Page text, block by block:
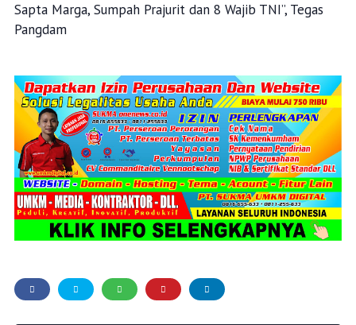
Sapta Marga, Sumpah Prajurit dan 8 Wajib TNI”, Tegas
Pangdam